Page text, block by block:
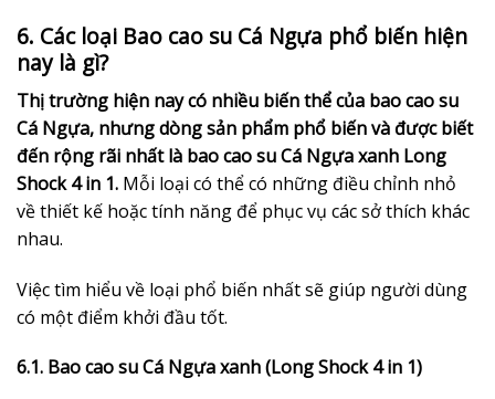
6. Các loại Bao cao su Cá Ngựa phổ biến hiện
nay là gì?
Thị trường hiện nay có nhiều biến thể của bao cao su
Cá Ngựa, nhưng dòng sản phẩm phổ biến và được biết
đến rộng rãi nhất là bao cao su Cá Ngựa xanh Long
Shock 4 in 1. Mỗi loại có thể có những điều chỉnh nhỏ
về thiết kế hoặc tính năng để phục vụ các sở thích khác
nhau.
Việc tìm hiểu về loại phổ biến nhất sẽ giúp người dùng
có một điểm khởi đầu tốt.
6.1. Bao cao su Cá Ngựa xanh (Long Shock 4 in 1)